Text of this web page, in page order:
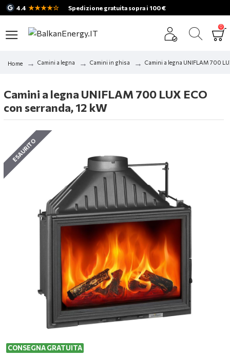
4.4 ★★★★☆ Spedizione gratuita sopra i 100 €
0
Home Camini a legna Camini in ghisa Camini a legna UNIFLAM 700
Camini a legna UNIFLAM 700 LUX ECO
con serranda, 12 kW
CONSEGNA GRATUITA
ESAURITO